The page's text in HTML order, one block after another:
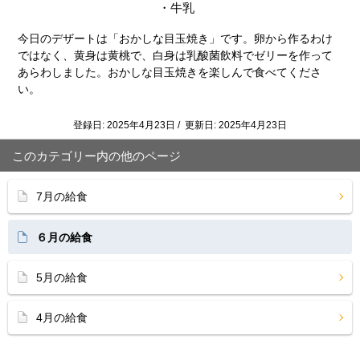
・牛乳
今日のデザートは「おかしな目玉焼き」です。卵から作るわけ
ではなく、黄身は黄桃で、白身は乳酸菌飲料でゼリーを作って
あらわしました。おかしな目玉焼きを楽しんで食べてくださ
い。
登録日: 2025年4月23日 / 更新日: 2025年4月23日
このカテゴリー内の他のページ
7月の給食
６月の給食
5月の給食
4月の給食